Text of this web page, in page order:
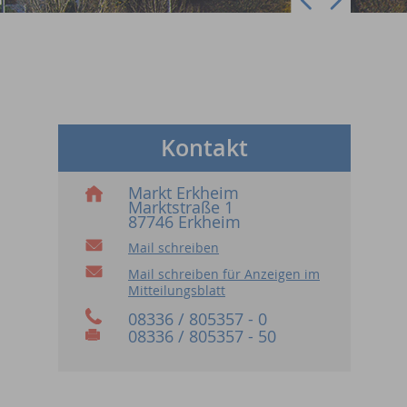
Kontakt
Markt Erkheim
Marktstraße 1
87746 Erkheim
Mail schreiben
Mail schreiben für Anzeigen im
Mitteilungsblatt
08336 / 805357 - 0
08336 / 805357 - 50